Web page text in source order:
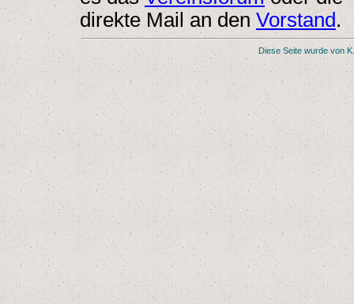
direkte Mail an denVorstand.
Diese Seite wurde von